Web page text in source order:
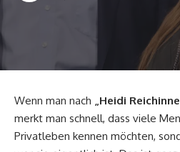
Wenn man nach „Heidi
merkt man schnell, dass viele
Privatleben kennen möchten,